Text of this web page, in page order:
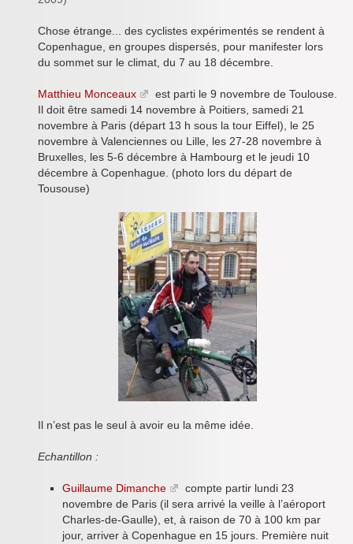
Esidoc
Chose étrange... des cyclistes expérimentés se rendent à
Copenhague, en groupes dispersés, pour manifester lors
du sommet sur le climat, du 7 au 18 décembre.
Matthieu Monceaux
est parti le 9 novembre de Toulouse.
Il doit être samedi 14 novembre à Poitiers, samedi 21
novembre à Paris (départ 13 h sous la tour Eiffel), le 25
novembre à Valenciennes ou Lille, les 27-28 novembre à
Bruxelles, les 5-6 décembre à Hambourg et le jeudi 10
décembre à Copenhague. (photo lors du départ de
Tousouse)
Il n’est pas le seul à avoir eu la même idée.
Echantillon :
Guillaume Dimanche
compte partir lundi 23
novembre de Paris (il sera arrivé la veille à l’aéroport
Charles-de-Gaulle), et, à raison de 70 à 100 km par
jour, arriver à Copenhague en 15 jours. Première nuit